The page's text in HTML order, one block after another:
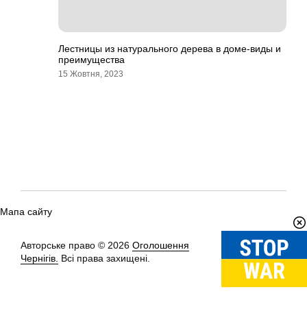
Лестницы из натурального дерева в доме-виды и
преимущества
15 Жовтня, 2023
Мапа сайту
Авторське право © 2026 Оголошення
Чернігів. Всі права захищені.
Вгору↑